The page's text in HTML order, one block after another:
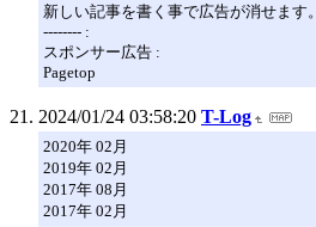
新しい記事を書く事で広告が消せます。
-------- :
スポンサー広告 :
Pagetop
2024/01/24 03:58:20 T-Log
2020年 02月
2019年 02月
2017年 08月
2017年 02月